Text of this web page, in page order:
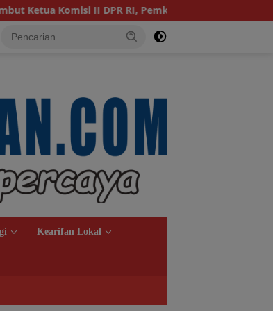
RI, Pemkot Banjarmasin Suguhkan Cita Rasa Khas
Kearifan Lokal